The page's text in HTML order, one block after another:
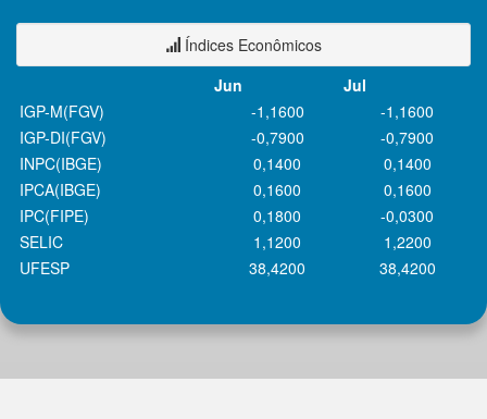
Índices Econômicos
Jun
Jul
IGP-M(FGV)
-1,1600
-1,1600
IGP-DI(FGV)
-0,7900
-0,7900
INPC(IBGE)
0,1400
0,1400
IPCA(IBGE)
0,1600
0,1600
IPC(FIPE)
0,1800
-0,0300
SELIC
1,1200
1,2200
UFESP
38,4200 38,4200